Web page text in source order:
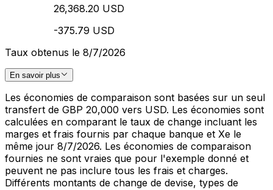
26,368.20 USD
-375.79 USD
Taux obtenus le 8/7/2026
En savoir plus
Les économies de comparaison sont basées sur un seul
transfert de GBP 20,000 vers USD. Les économies sont
calculées en comparant le taux de change incluant les
marges et frais fournis par chaque banque et Xe le
même jour 8/7/2026. Les économies de comparaison
fournies ne sont vraies que pour l'exemple donné et
peuvent ne pas inclure tous les frais et charges.
Différents montants de change de devise, types de